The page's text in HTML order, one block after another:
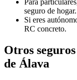
Para
seguro de hogar.
Si eres
RC concreto.
Otros
de Álava